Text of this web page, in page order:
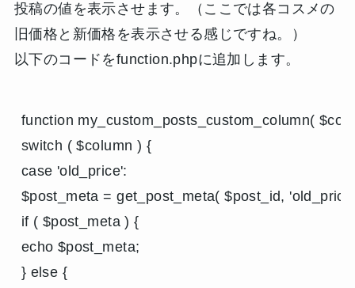
投稿の値を表示させます。（ここでは各コスメの
旧価格と新価格を表示させる感じですね。）
以下のコードをfunction.phpに追加します。
function my_custom_posts_custom_column(
switch ( $column ) {
case 'old_price':
$post_meta = get_post_meta( $post_id,
if ( $post_meta ) {
echo $post_meta;
} else {